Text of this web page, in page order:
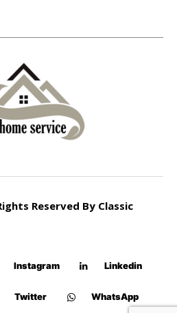
Reserved By Classic
Instagram Linkedin
Twitter WhatsApp